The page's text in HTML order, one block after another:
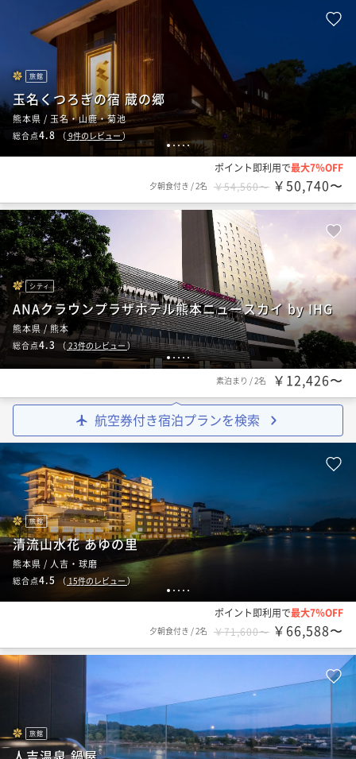
12345
旅館
玉名くつろぎの宿 蔵の郷
熊本県 / 玉名・山鹿・菊池
総合点4.8 （ 9件のレビュー）
ポイント即利用で最大7％OFF
夕朝食付き /2名 ￥54,560〜 ￥50,740〜
12345
シティ
ANAクラウンプラザホテル熊本ニュースカイ by IHG
熊本県 / 熊本
総合点4.3 （ 23件のレビュー）
素泊まり /2名 ￥12,426〜
航空券付き宿泊プランを検索
1 2 3 4 5
旅館
清流山水花 あゆの里
熊本県 / 人吉・球磨
総合点4.5 （15件のレビュー）
ポイント即利用で最大7％OFF
夕朝食付き /2名 ￥71,600〜 ￥66,588〜
旅館